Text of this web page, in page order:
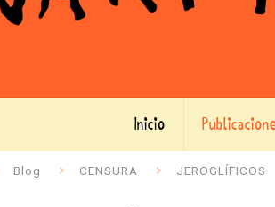
Inicio
Blog CENSURA JEROGLÍFICOS